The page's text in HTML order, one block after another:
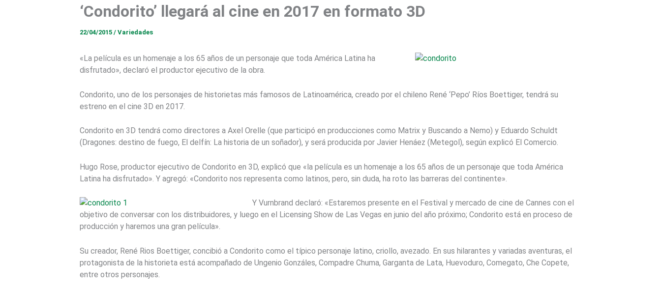
‘Condorito’ llegará al cine en 2017 en formato 3D
22/04/2015 / Variedades
«La película es un homenaje a los 65 años de un personaje que toda América Latina ha
disfrutado», declaró el productor ejecutivo de la obra.
Condorito, uno de los personajes de historietas más famosos de Latinoamérica, creado por el chileno René ‘Pepo’ Ríos Boettiger, tendrá su
estreno en el cine 3D en 2017.
Condorito en 3D tendrá como directores a Axel Orelle (que participó en producciones como Matrix y Buscando a Nemo) y Eduardo Schuldt
(Dragones: destino de fuego, El delfín: La historia de un soñador), y será producida por Javier Henáez (Metegol), según explicó El Comercio.
Hugo Rose, productor ejecutivo de Condorito en 3D, explicó que «la película es un homenaje a los 65 años de un personaje que toda América
Latina ha disfrutado». Y agregó: «Condorito nos representa como latinos, pero, sin duda, ha roto las barreras del continente».
Y Vurnbrand declaró: «Estaremos presente en el Festival y mercado de cine de Cannes con el
objetivo de conversar con los distribuidores, y luego en el Licensing Show de Las Vegas en junio del año próximo; Condorito está en proceso de
producción y haremos una gran película».
Su creador, René Rios Boettiger, concibió a Condorito como el típico personaje latino, criollo, avezado. En sus hilarantes y variadas aventuras, el
protagonista de la historieta está acompañado de Ungenio Gonzáles, Compadre Chuma, Garganta de Lata, Huevoduro, Comegato, Che Copete,
entre otros personajes.